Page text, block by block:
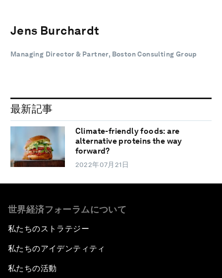
Jens Burchardt
Managing Director & Partner, Boston Consulting Group
最新記事
Climate-friendly foods: are
alternative proteins the way
forward?
2022年07月21日
世界経済フォーラムについて
私たちのストラテジー
私たちのアイデンティティ
私たちの活動